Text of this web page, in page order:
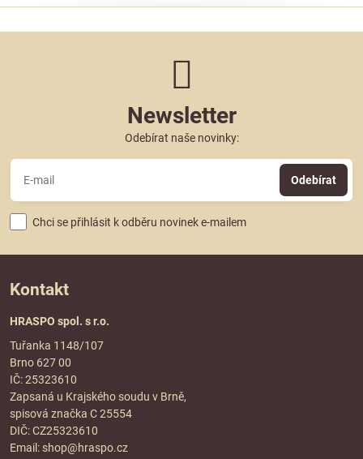
Newsletter
Odebírat naše novinky:
Odebírat
Chci se přihlásit k odběru novinek e-mailem
Kontakt
HRASPO spol. s r.o.
Tuřanka 1148/107
Brno 627 00
IČ: 25323610
Zapsaná u Krajského soudu v Brně,
spisová značka C 25554
DIČ: CZ25323610
Email: shop@hraspo.cz